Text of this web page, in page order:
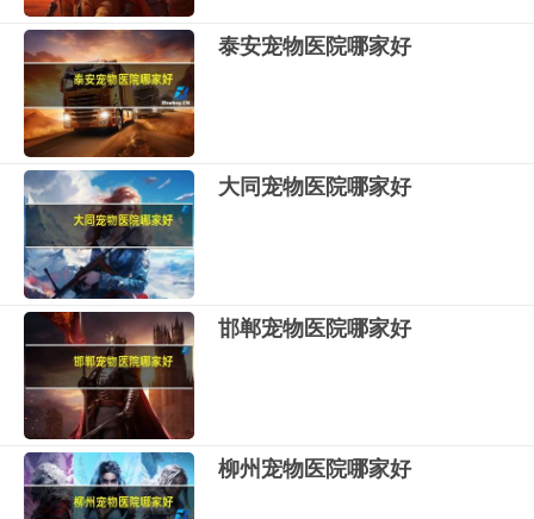
泰安宠物医院哪家好
大同宠物医院哪家好
邯郸宠物医院哪家好
柳州宠物医院哪家好